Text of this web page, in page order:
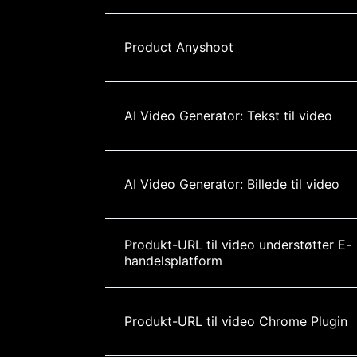
Product Anyshoot
AI Video Generator: Tekst til video
AI Video Generator: Billede til video
Produkt-URL til video understøtter E-
handelsplatform
Produkt-URL til video Chrome Plugin